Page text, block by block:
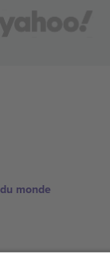
monde